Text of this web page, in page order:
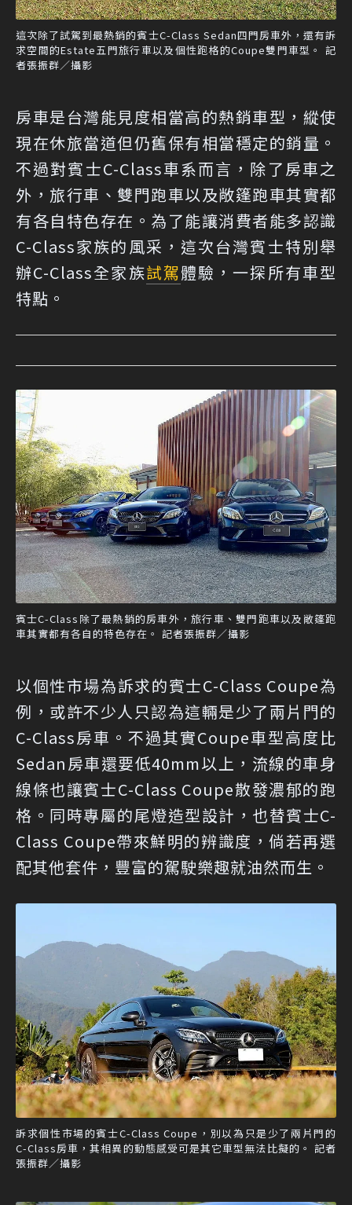
這次除了試駕到最熱銷的賓士C-Class Sedan四門房車外，還有訴
求空間的Estate五門旅行車以及個性跑格的Coupe雙門車型。 記
者張振群／攝影
房車是台灣能見度相當高的熱銷車型，縱使
現在休旅當道但仍舊保有相當穩定的銷量。
不過對賓士C-Class車系而言，除了房車之
外，旅行車、雙門跑車以及敞篷跑車其實都
有各自特色存在。為了能讓消費者能多認識
C-Class家族的風采，這次台灣賓士特別舉
辦C-Class全家族試駕體驗，一探所有車型
特點。
賓士C-Class除了最熱銷的房車外，旅行車、雙門跑車以及敞篷跑
車其實都有各自的特色存在。 記者張振群／攝影
以個性市場為訴求的賓士C-Class Coupe為
例，或許不少人只認為這輛是少了兩片門的
C-Class房車。不過其實Coupe車型高度比
Sedan房車還要低40mm以上，流線的車身
線條也讓賓士C-Class Coupe散發濃郁的跑
格。同時專屬的尾燈造型設計，也替賓士C-
Class Coupe帶來鮮明的辨識度，倘若再選
配其他套件，豐富的駕駛樂趣就油然而生。
訴求個性市場的賓士C-Class Coupe，別以為只是少了兩片門的
C-Class房車，其相異的動態感受可是其它車型無法比擬的。 記者
張振群／攝影